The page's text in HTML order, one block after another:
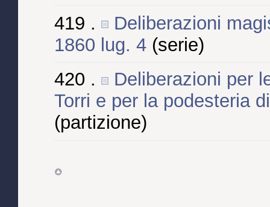
419 .
Deliberazioni
1860 lug. 4 (serie)
420 .
Deliberazioni per
Torri e per la podesteria
(partizione)